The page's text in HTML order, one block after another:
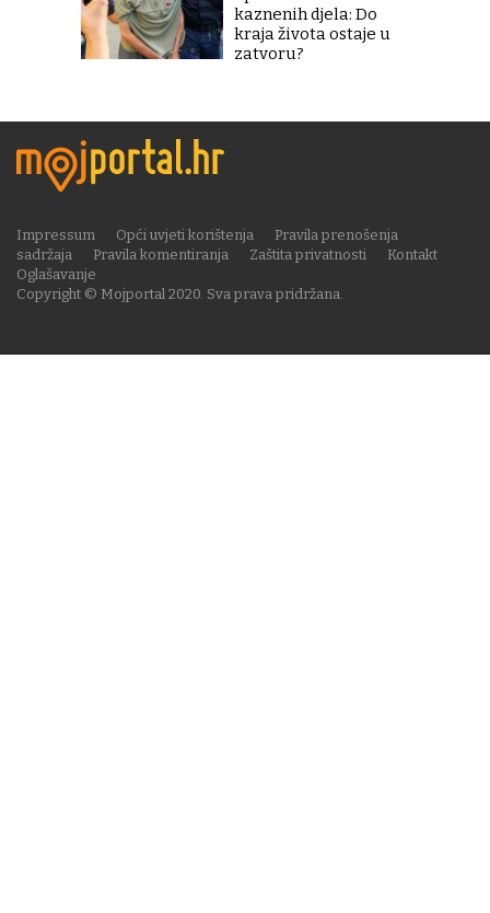
kaznenih djela: Do
kraja života ostaje u
zatvoru?
Copyright © Mojportal 2020. Sva prava pridržana.
Impressum Opći uvjeti korištenja
Pravila prenošenja
sadržaja
Pravila komentiranja Zaštita privatnosti
Kontakt
Oglašavanje